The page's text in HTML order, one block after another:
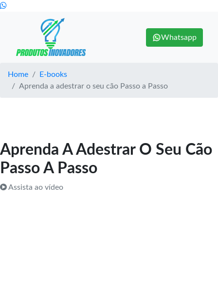
Whatsapp
Home
E-books
Aprenda a adestrar o seu cão Passo a Passo
Aprenda A Adestrar O Seu Cão
Passo A Passo
Assista ao vídeo